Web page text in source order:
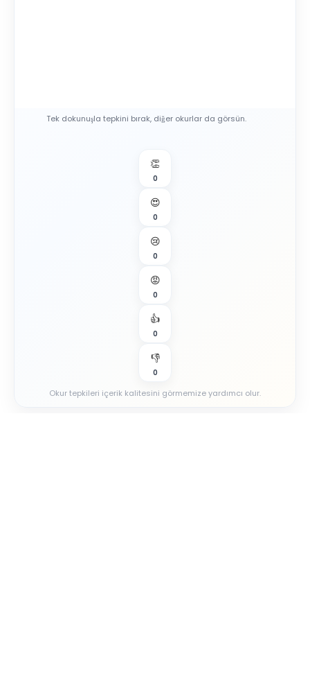
Tek dokunuşla tepkini bırak, diğer okurlar da görsün.
👏
0
😍
0
😢
0
😡
0
👍
0
👎
0
Okur tepkileri içerik kalitesini görmemize yardımcı olur.